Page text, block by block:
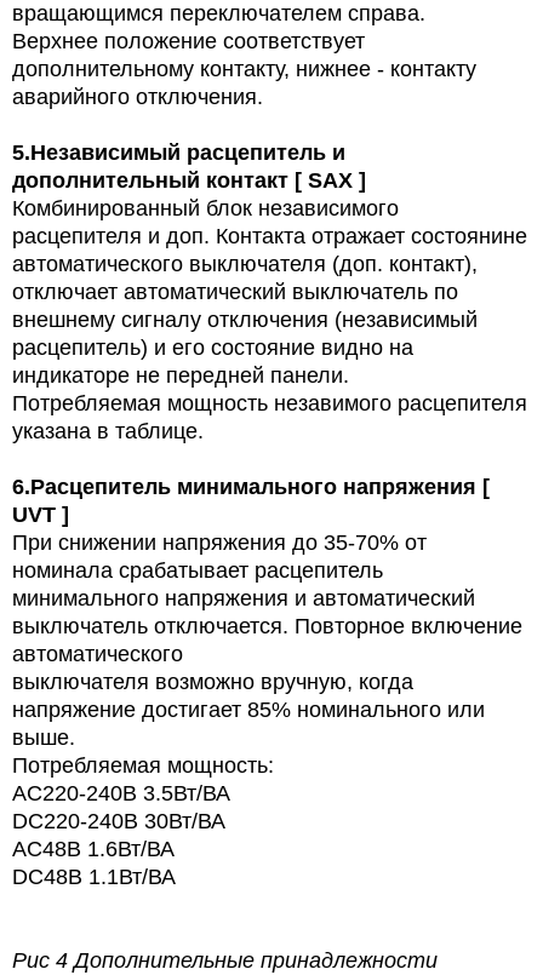
вращающимся переключателем справа.
Верхнее положение соответствует
дополнительному контакту, нижнее - контакту
аварийного отключения.
5.Независимый расцепитель и
дополнительный контакт [ SAX ]
Комбинированный блок независимого
расцепителя и доп. Контакта отражает состоянине
автоматического выключателя (доп. контакт),
отключает автоматический выключатель по
внешнему сигналу отключения (независимый
расцепитель) и его состояние видно на
индикаторе не передней панели.
Потребляемая мощность незавимого расцепителя
указана в таблице.
6.Расцепитель минимального напряжения [
UVT ]
При снижении напряжения до 35-70% от
номинала срабатывает расцепитель
минимального напряжения и автоматический
выключатель отключается. Повторное включение
автоматического
выключателя возможно вручную, когда
напряжение достигает 85% номинального или
выше.
Потребляемая мощность:
AC220-240В 3.5Вт/ВА
DC220-240В 30Вт/ВА
AC48В 1.6Вт/ВА
DC48В 1.1Вт/ВА
Рис 4 Дополнительные принадлежности